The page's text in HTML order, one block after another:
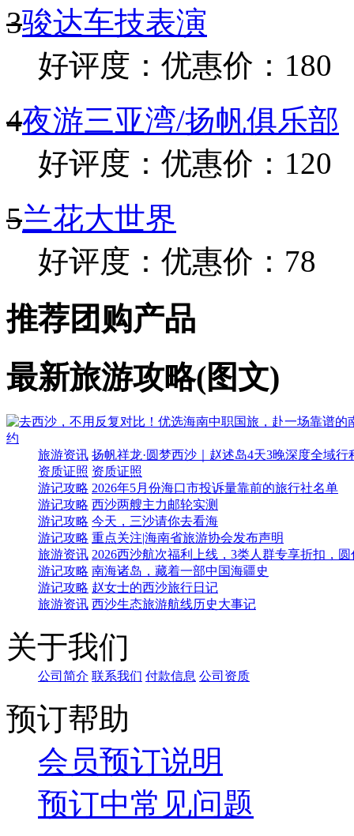
南山文化旅游区
好评度： 优惠价：140
东海龙宫海鲜自助餐
好评度：
骏达车技表演
好评度：
好评度：优惠价：120
5 兰花大世界
好评度：优惠价：78
推荐团购产品
最新旅游攻略(图文)
去西沙，不用反复对比！
旅游资讯 扬帆祥龙·圆梦西沙｜赵述岛4天3晚深度全域行
资质证照 资质证照
游记攻略
2026年5月份海口市投诉量靠前的旅行社名单